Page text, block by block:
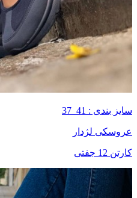
سایز بندی : 41_37
عروسکی لژدار
کارتن 12 جفتی